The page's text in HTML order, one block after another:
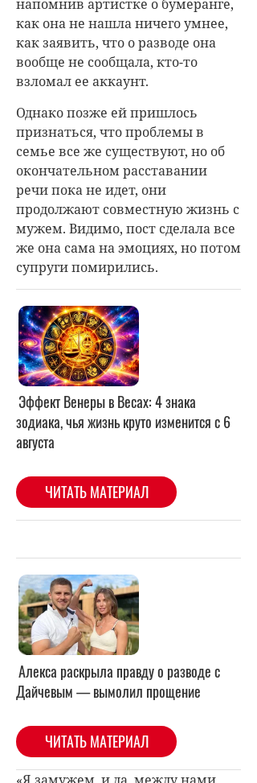
напомнив артистке о бумеранге,
как она не нашла ничего умнее,
как заявить, что о разводе она
вообще не сообщала, кто-то
взломал ее аккаунт.
Однако позже ей пришлось
признаться, что проблемы в
семье все же существуют, но об
окончательном расставании
речи пока не идет, они
продолжают совместную жизнь с
мужем. Видимо, пост сделала все
же она сама на эмоциях, но потом
супруги помирились.
Алекса раскрыла правду о разводе с
Дайчевым — вымолил прощение
ЧИТАТЬ МАТЕРИАЛ